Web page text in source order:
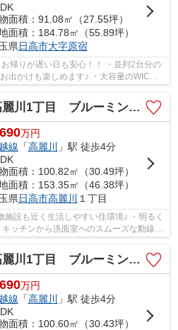
面積：91.08㎡（27.55坪）
面積：184.78㎡（55.89坪）
県日高市大字原宿
帰りが遅い日も安心！！ ・並列2台分の
出かけも楽しめます♪ ・大容量のWIC付
ブルーミングガーデン 新築戸建 全5棟 5号棟
万円
線 「高麗川
」駅 徒歩4分
面積：100.82㎡（30.49坪）
面積：153.35㎡（46.38坪）
県日高市高麗川 １丁目
施設も近く生活しやすい住環境♪ ・明るく
ッチンから洗面室へのスムーズな動線で
験豊富なキャリアのあ...
ブルーミングガーデン 新築戸建 全5棟 4号棟
万円
線 「高麗川 」駅 徒歩4分
面積：100.60㎡（30.43坪）